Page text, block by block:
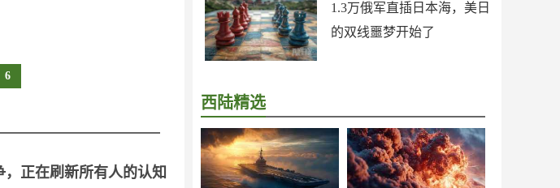
6
1.3万俄军直插日本海，美日
的双线噩梦开始了
西陆精选
正在刷新所有人的认知